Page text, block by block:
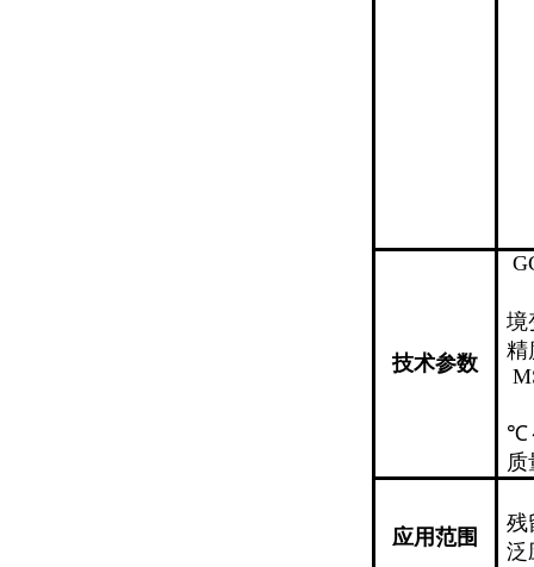
技术参数
境
精
℃
应用范围
残
泛